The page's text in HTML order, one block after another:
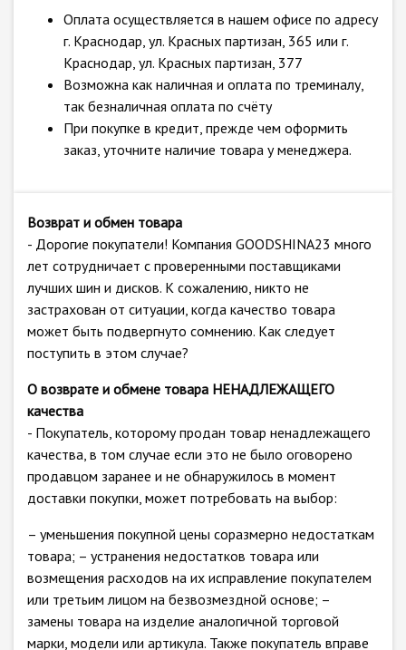
Оплата осуществляется в нашем офисе по адресу
г. Краснодар, ул. Красных партизан, 365 или г.
Краснодар, ул. Красных партизан, 377
Возможна как наличная и оплата по треминалу,
так безналичная оплата по счёту
При покупке в кредит, прежде чем оформить
заказ, уточните наличие товара у менеджера.
Возврат и обмен товара
- Дорогие покупатели! Компания GOODSHINA23 много
лет сотрудничает с проверенными поставщиками
лучших шин и дисков. К сожалению, никто не
застрахован от ситуации, когда качество товара
может быть подвергнуто сомнению. Как следует
поступить в этом случае?
О возврате и обмене товара НЕНАДЛЕЖАЩЕГО
качества
- Покупатель, которому продан товар ненадлежащего
качества, в том случае если это не было оговорено
продавцом заранее и не обнаружилось в момент
доставки покупки, может потребовать на выбор:
– уменьшения покупной цены соразмерно недостаткам
товара; – устранения недостатков товара или
возмещения расходов на их исправление покупателем
или третьим лицом на безвозмездной основе; –
замены товара на изделие аналогичной торговой
марки, модели или артикула. Также покупатель вправе